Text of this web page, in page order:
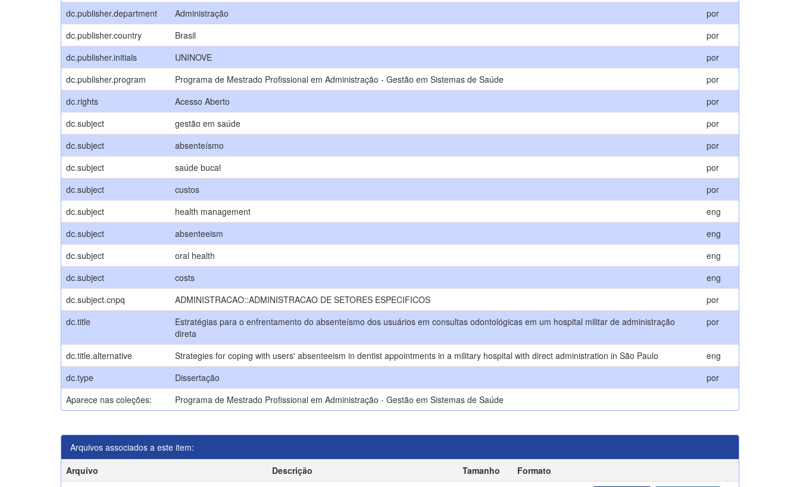
dc.publisher.department
Administração
por
dc.publisher.country
Brasil
por
dc.publisher.initials
UNINOVE
por
dc.publisher.program
Programa de Mestrado Profissional em Administração - Gestão em Sistemas de Saúde
por
dc.rights
Acesso Aberto
por
dc.subject
gestão em saúde
por
dc.subject
absenteísmo
por
dc.subject
saúde bucal
por
dc.subject
custos
por
dc.subject
health management
eng
dc.subject
absenteeism
eng
dc.subject
oral health
eng
dc.subject
costs
eng
dc.subject.cnpq
ADMINISTRACAO::ADMINISTRACAO DE SETORES ESPECIFICOS
por
dc.title
Estratégias para o enfrentamento do absenteísmo dos usuários em consultas odontológicas em um hospital militar de administração
direta
por
dc.title.alternative Strategies for coping with users' absenteeism in dentist appointments in a military hospital with direct administration in São Paulo
eng
dc.type
Dissertação
por
Aparece nas coleções:
Programa de Mestrado Profissional em Administração - Gestão em Sistemas de Saúde
Arquivos associados a este item:
Arquivo
Descrição Tamanho
Formato